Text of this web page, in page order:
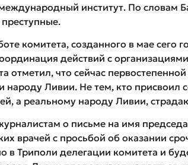
институт. По словам
комитета, созданного в мае сего
действий с
отметил, что сейчас
Ливии. Не тем, кто присвоил
а реальному народу Ливии,
о письме на имя
врачей с просьбой об оказании
в Триполи делегации комитета и